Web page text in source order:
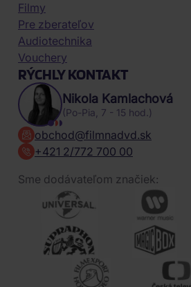
Filmy
Pre zberateľov
Audiotechnika
Vouchery
RÝCHLY KONTAKT
Nikola Kamlachová
(Po-Pia, 7 - 15 hod.)
obchod@filmnadvd.sk
+421 2/772 700 00
Sme dodávateľom značiek: